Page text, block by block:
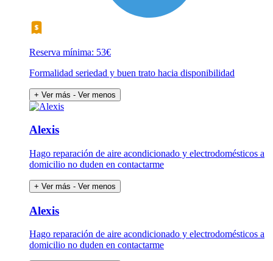
Reserva mínima: 53€
Formalidad seriedad y buen trato hacia disponibilidad
+ Ver más - Ver menos
Alexis
Hago reparación de aire acondicionado y electrodomésticos a
domicilio no duden en contactarme
+ Ver más - Ver menos
Alexis
Hago reparación de aire acondicionado y electrodomésticos a
domicilio no duden en contactarme